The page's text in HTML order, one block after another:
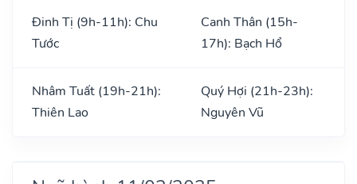
Đinh Tị (9h-11h): Chu
Tước
Canh Thân (15h-
17h): Bạch Hổ
Nhâm Tuất (19h-21h):
Thiên Lao
Quý Hợi (21h-23h):
Nguyên Vũ